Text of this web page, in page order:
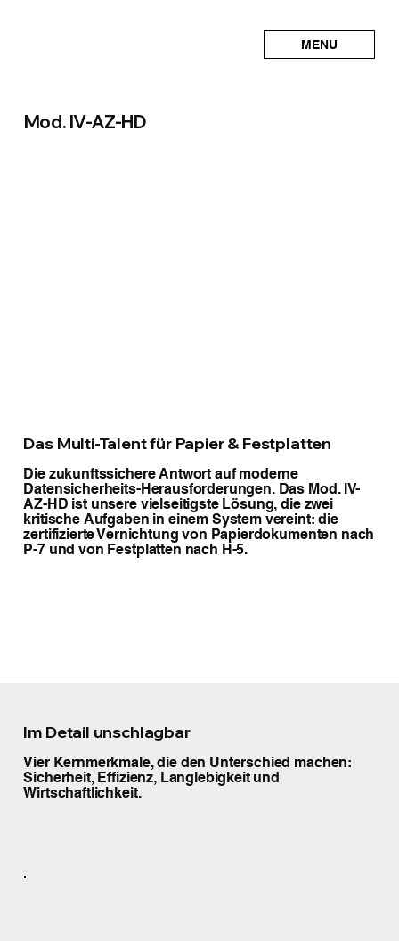
MENU
Mod. IV-AZ-HD
Das Multi-Talent für Papier & Festplatten
Die zukunftssichere Antwort auf moderne
Datensicherheits-Herausforderungen. Das Mod. IV-
AZ-HD ist unsere vielseitigste Lösung, die zwei
kritische Aufgaben in einem System vereint: die
zertifizierte Vernichtung von Papierdokumenten nach
P-7 und von Festplatten nach H-5.
Im Detail unschlagbar
Vier Kernmerkmale, die den Unterschied machen:
Sicherheit, Effizienz, Langlebigkeit und
Wirtschaftlichkeit.